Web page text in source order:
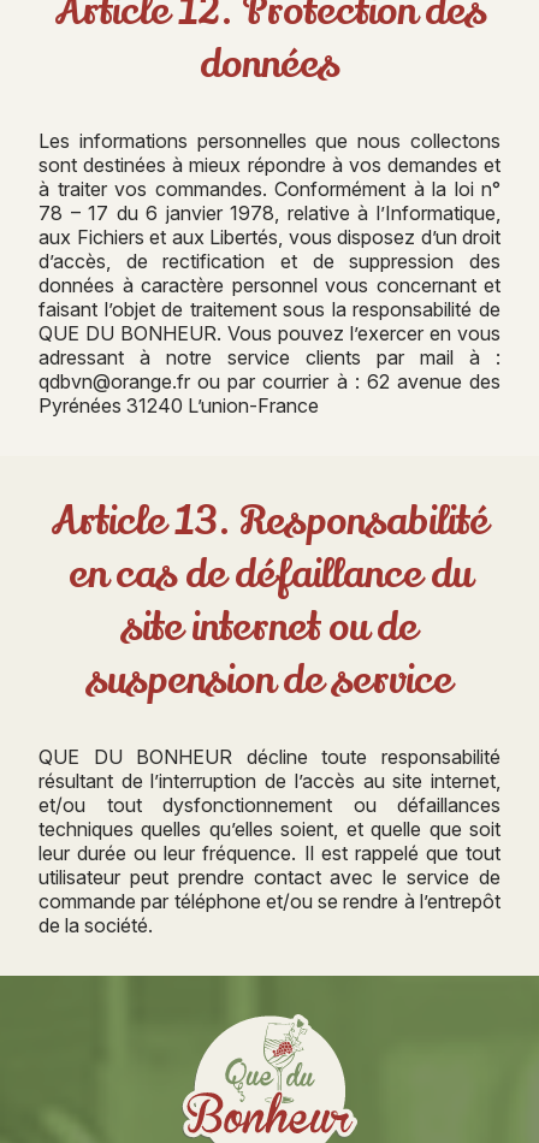
données
Les informations personnelles que nous collectons
sont destinées à mieux répondre à vos demandes et
à traiter vos commandes. Conformément à la loi n°
78 – 17 du 6 janvier 1978, relative à l’Informatique,
aux Fichiers et aux Libertés, vous disposez d’un droit
d’accès, de rectification et de suppression des
données à caractère personnel vous concernant et
faisant l’objet de traitement sous la responsabilité de
QUE DU BONHEUR. Vous pouvez l’exercer en vous
adressant à notre service clients par mail à :
qdbvn@orange.fr ou par courrier à : 62 avenue des
Pyrénées 31240 L’union-France
Article 13. Responsabilité
en cas de défaillance du
site internet ou de
suspension de service
QUE DU BONHEUR décline toute responsabilité
résultant de l’interruption de l’accès au site internet,
et/ou tout dysfonctionnement ou défaillances
techniques quelles qu’elles soient, et quelle que soit
leur durée ou leur fréquence. Il est rappelé que tout
utilisateur peut prendre contact avec le service de
commande par téléphone et/ou se rendre à l’entrepôt
de la société.